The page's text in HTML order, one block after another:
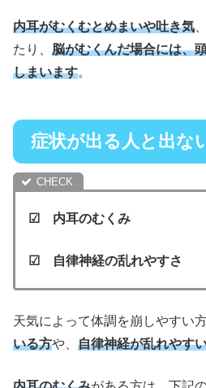
内耳がむくむとめまいや吐き気
たり、 脳がむくんだ場合には、
しまいます。
症状が出る人と出な
☑ 内耳のむくみ
☑ 自律神経の乱れやすさ
天気によって体調を崩しやすい
いる方や、 自律神経が乱れやす